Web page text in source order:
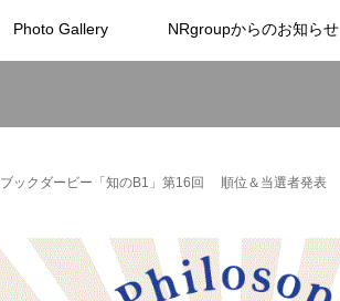
Photo Gallery NRgroupからのお知らせ
ブックダービー「知のB1」第16回 順位＆当選者発表